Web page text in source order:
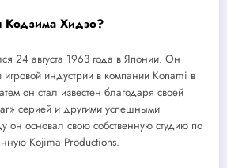
Кодзима Хидэо?
24 августа 1963 года в Японии. Он
индустрии в компании Konami в
он стал известен благодаря своей
серией и другими успешными
он основал свою собственную студию по
Kojima Productions.